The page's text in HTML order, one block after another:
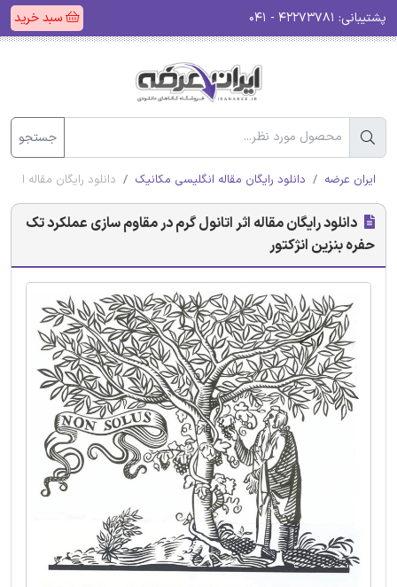
پشتیبانی: سبد خرید
جستجو
ایران عرضه دانلود رایگان مقاله انگلیسی مکانیک دانلود رایگان مقاله
دانلود رایگان مقاله اثر اتانول گرم در مقاوم سازی عملکرد تک
حفره بنزین انژکتور